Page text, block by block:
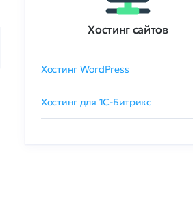
Хостинг сайтов
Хостинг WordPress
Хостинг для 1C-Битрикс